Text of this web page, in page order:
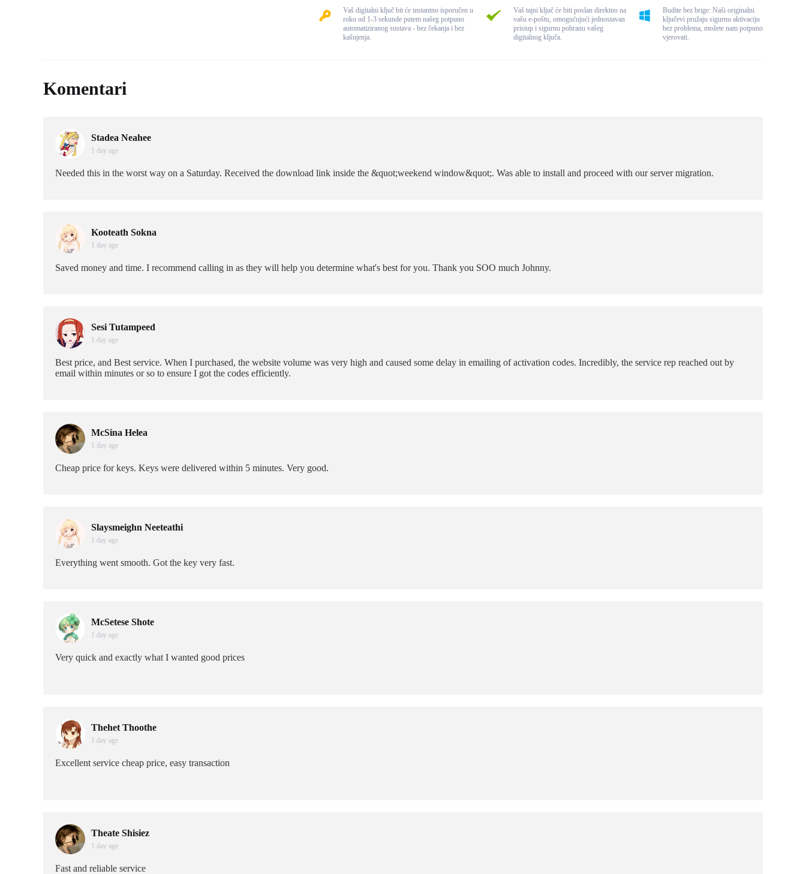
Vaš digitalni ključ bit će instantno isporučen u
roku od 1-3 sekunde putem našeg potpuno
automatiziranog sustava - bez čekanja i bez
kašnjenja.
Vaš tajni ključ će biti poslan direktno na
vašu e-poštu, omogućujući jednostavan
pristup i sigurnu pohranu vašeg
digitalnog ključa.
Budite bez brige: Naši originalni
ključevi pružaju sigurnu aktivaciju
bez problema, možete nam potpuno
vjerovati.
Komentari
Stadea Neahee
1 day age
Needed this in the worst way on a Saturday. Received the download link inside the &quot;weekend window&quot;. Was able to install and proceed with our server migration.
Kooteath Sokna
1 day age
Saved money and time. I recommend calling in as they will help you determine what's best for you. Thank you SOO much Johnny.
Sesi Tutampeed
1 day age
Best price, and Best service. When I purchased, the website volume was very high and caused some delay in emailing of activation codes. Incredibly, the service rep reached out by
email within minutes or so to ensure I got the codes efficiently.
McSina Helea
1 day age
Cheap price for keys. Keys were delivered within 5 minutes. Very good.
Slaysmeighn Neeteathi
1 day age
Everything went smooth. Got the key very fast.
McSetese Shote
1 day age
Very quick and exactly what I wanted good prices
Thehet Thoothe
1 day age
Excellent service cheap price, easy transaction
Theate Shisiez
1 day age
Fast and reliable service